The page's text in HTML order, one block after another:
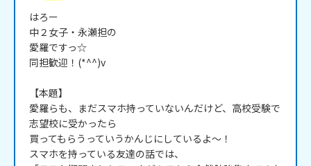
はろー
中２女子・永瀬担の
愛羅ですっ☆
同担歓迎！(*^^)v
【本題】
愛羅らも、まだスマホ持っていないんだけど、高校受験で
志望校に受かったら
買ってもらうっていうかんじにしているよ～！
スマホを持っている友達の話では、